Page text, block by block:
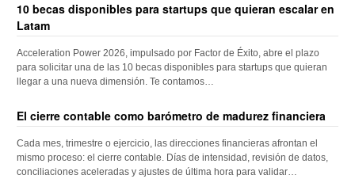
10 becas disponibles para startups que quieran escalar en
Latam
Acceleration Power 2026, impulsado por Factor de Éxito, abre el plazo
para solicitar una de las 10 becas disponibles para startups que quieran
llegar a una nueva dimensión. Te contamos…
El cierre contable como barómetro de madurez financiera
Cada mes, trimestre o ejercicio, las direcciones financieras afrontan el
mismo proceso: el cierre contable. Días de intensidad, revisión de datos,
conciliaciones aceleradas y ajustes de última hora para validar…